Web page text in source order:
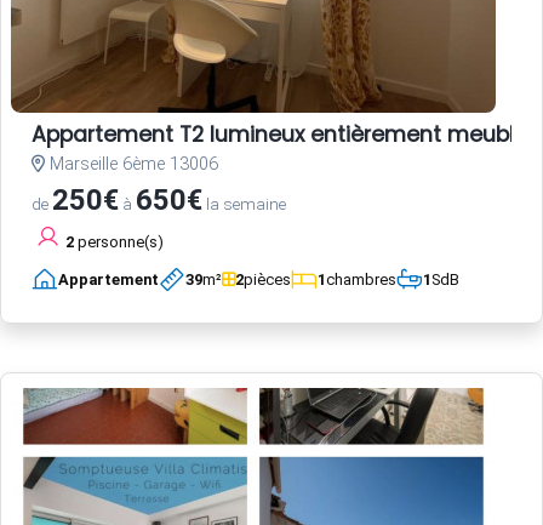
Appartement T2 lumineux entièrement meublé
Marseille 6ème 13006
de 250€ à 650€ la semaine
2 personne(s)
Appartement 39m² 2pièces 1chambres 1SdB